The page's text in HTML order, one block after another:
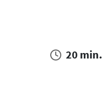
20 min.